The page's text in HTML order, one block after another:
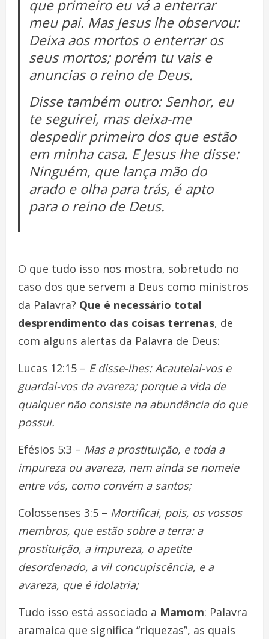
que primeiro eu vá a enterrar
meu pai. Mas Jesus lhe observou:
Deixa aos mortos o enterrar os
seus mortos; porém tu vais e
anuncias o reino de Deus.
Disse também outro: Senhor, eu
te seguirei, mas deixa-me
despedir primeiro dos que estão
em minha casa. E Jesus lhe disse:
Ninguém, que lança mão do
arado e olha para trás, é apto
para o reino de Deus.
O que tudo isso nos mostra, sobretudo no
caso dos que servem a Deus como ministros
da Palavra? Que é necessário total
desprendimento das coisas terrenas, de
com alguns alertas da Palavra de Deus:
Lucas 12:15 – E disse-lhes: Acautelai-vos e
guardai-vos da avareza; porque a vida de
qualquer não consiste na abundância do que
possui.
Efésios 5:3 – Mas a prostituição, e toda a
impureza ou avareza, nem ainda se nomeie
entre vós, como convém a santos;
Colossenses 3:5 – Mortificai, pois, os vossos
membros, que estão sobre a terra: a
prostituição, a impureza, o apetite
desordenado, a vil concupiscência, e a
avareza, que é idolatria;
Tudo isso está associado a Mamom: Palavra
aramaica que significa “riquezas”, as quais